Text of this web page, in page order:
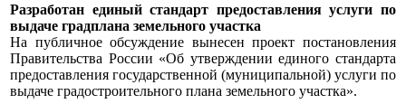
Разработан единый стандарт предоставления услуги по
выдаче градплана земельного участка
На публичное обсуждение вынесен проект постановления
Правительства России «Об утверждении единого стандарта
предоставления государственной (муниципальной) услуги по
выдаче градостроительного плана земельного участка».